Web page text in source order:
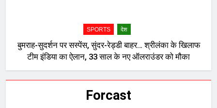
SPORTS देश
बुमराह-सुदर्शन पर सस्पेंस, सुंदर-रेड्डी बाहर… श्रीलंका के खिलाफ
टीम इंडिया का ऐलान, 33 साल के नए ऑलराउंडर को मौका
Forcast